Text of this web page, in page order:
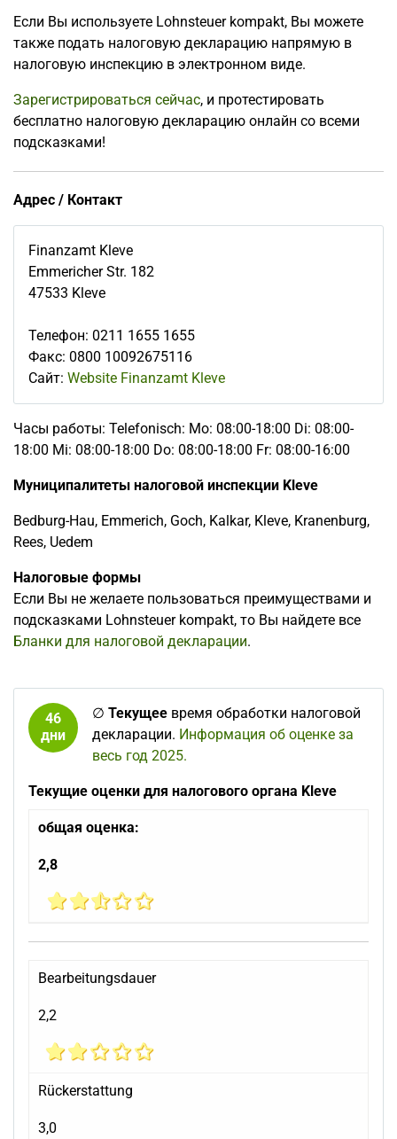
Если Вы используете Lohnsteuer kompakt, Вы можете
также подать налоговую декларацию напрямую в
налоговую инспекцию в электронном виде.
Зарегистрироваться сейчас, и протестировать
бесплатно налоговую декларацию онлайн со всеми
подсказками!
Адрес / Контакт
Finanzamt Kleve
Emmericher Str. 182
47533 Kleve
Телефон: 0211 1655 1655
Факс: 0800 10092675116
Сайт: Website Finanzamt Kleve
Часы работы: Telefonisch: Mo: 08:00-18:00 Di: 08:00-
18:00 Mi: 08:00-18:00 Do: 08:00-18:00 Fr: 08:00-16:00
Муниципалитеты налоговой инспекции Kleve
Bedburg-Hau, Emmerich, Goch, Kalkar, Kleve, Kranenburg,
Rees, Uedem
Налоговые формы
Если Вы не желаете пользоваться преимуществами и
подсказками Lohnsteuer kompakt, то Вы найдете все
Бланки для налоговой декларации.
46
дни
∅ Текущее время обработки налоговой
декларации. Информация об оценке за
весь год 2025.
Текущие оценки для налогового органа Kleve
общая оценка:
2,8
Bearbeitungsdauer
2,2
Rückerstattung
3,0